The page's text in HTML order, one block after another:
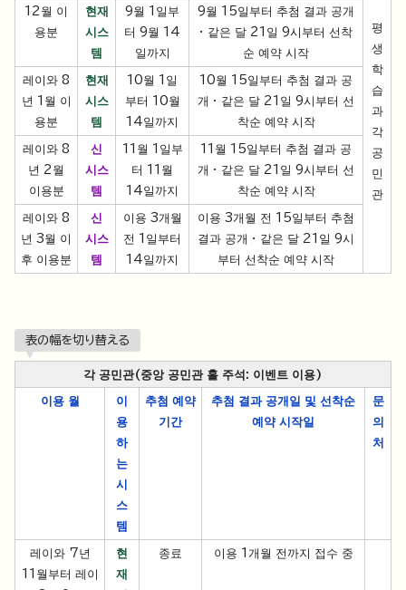
평
생
학
습
과
각
공
민
관
12월 이
용분
현재
시스
템
9월 1일부
터 9월 14
일까지
9월 15일부터 추첨 결과 공개
· 같은 달 21일 9시부터 선착
순 예약 시작
레이와 8
년 1월 이
용분
현재
시스
템
10월 1일
부터 10월
14일까지
10월 15일부터 추첨 결과 공
개 · 같은 달 21일 9시부터 선
착순 예약 시작
레이와 8
년 2월
이용분
신
시스
템
11월 1일부
터 11월
14일까지
11월 15일부터 추첨 결과 공
개 · 같은 달 21일 9시부터 선
착순 예약 시작
레이와 8
년 3월 이
후 이용분
신
시스
템
이용 3개월
전 1일부터
14일까지
이용 3개월 전 15일부터 추첨
결과 공개 · 같은 달 21일 9시
부터 선착순 예약 시작
表の幅を切り替える
각 공민관(중앙 공민관 홀 주석: 이벤트 이용)
이용 월
이
용
하
는
시
스
템
추첨 예약
기간
추첨 결과 공개일 및 선착순
예약 시작일
문
의
처
레이와 7년
11월부터 레이
현
재
종료 이용 1개월 전까지 접수 중